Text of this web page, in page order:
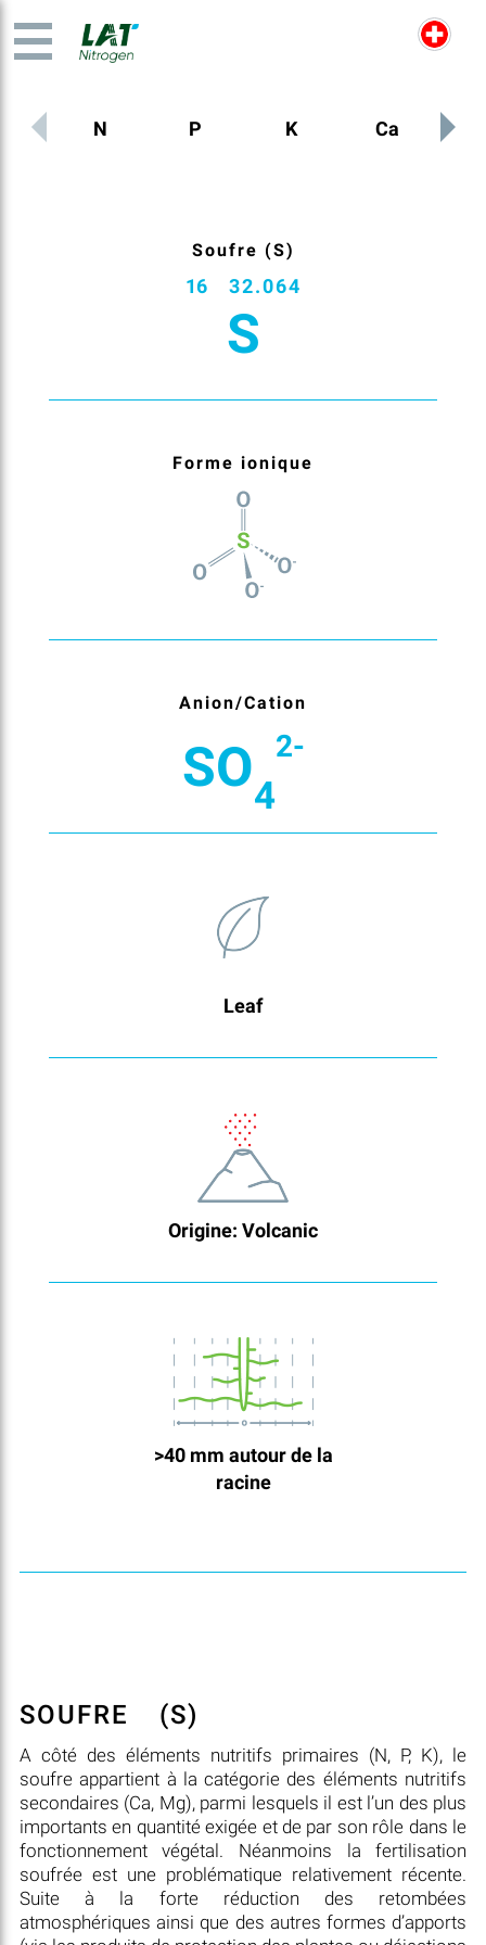
N P K Ca
Soufre (S)
16 32.064
S
Forme ionique
Anion/Cation
SO4
2-
Leaf
Origine: Volcanic
>40 mm autour de la
racine
SOUFRE (S)
A côté des éléments nutritifs primaires (N, P, K), le
soufre appartient à la catégorie des éléments nutritifs
secondaires (Ca, Mg), parmi lesquels il est l’un des plus
importants en quantité exigée et de par son rôle dans le
fonctionnement végétal. Néanmoins la fertilisation
soufrée est une problématique relativement récente.
Suite à la forte réduction des retombées
atmosphériques ainsi que des autres formes d’apports